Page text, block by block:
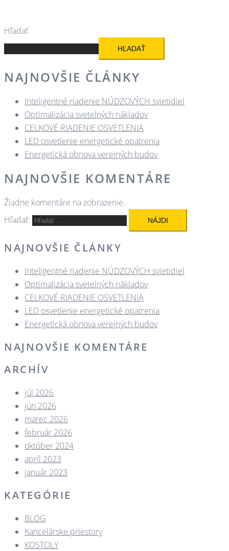
Hľadať
HĽADAŤ
NAJNOVŠIE ČLÁNKY
Inteligentné riadenie NÚDZOVÝCH svietidiel
Optimalizácia svetelných nákladov
CELKOVÉ RIADENIE OSVETLENIA
LED osvetlenie energetické opatrenia
Energetická obnova verejných budov
NAJNOVŠIE KOMENTÁRE
Žiadne komentáre na zobrazenie.
Hľadať:
NAJNOVŠIE ČLÁNKY
Inteligentné riadenie NÚDZOVÝCH svietidiel
Optimalizácia svetelných nákladov
CELKOVÉ RIADENIE OSVETLENIA
LED osvetlenie energetické opatrenia
Energetická obnova verejných budov
NAJNOVŠIE KOMENTÁRE
ARCHÍV
júl 2026
jún 2026
marec 2026
február 2026
október 2024
apríl 2023
január 2023
KATEGÓRIE
BLOG
Kancelárske priestory
KOSTOLY​